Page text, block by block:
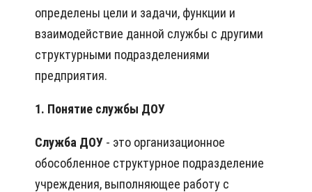
определены цели и задачи, функции и
взаимодействие данной службы с другими
структурными подразделениями
предприятия.
1. Понятие службы ДОУ
Служба ДОУ - это организационное
обособленное структурное подразделение
учреждения, выполняющее работу с